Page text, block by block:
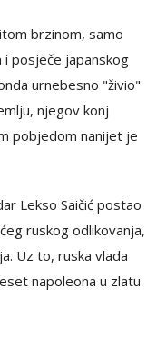
brzinom, samo
posječe japanskog
urnebesno "živio"
njegov konj
pobjedom nanijet je
Lekso Saičić postao
ruskog odlikovanja,
Uz to, ruska vlada
napoleona u zlatu